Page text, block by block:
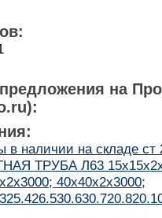
на
в наличии на складе
ТРУБА Л63
40х40х2х3000;